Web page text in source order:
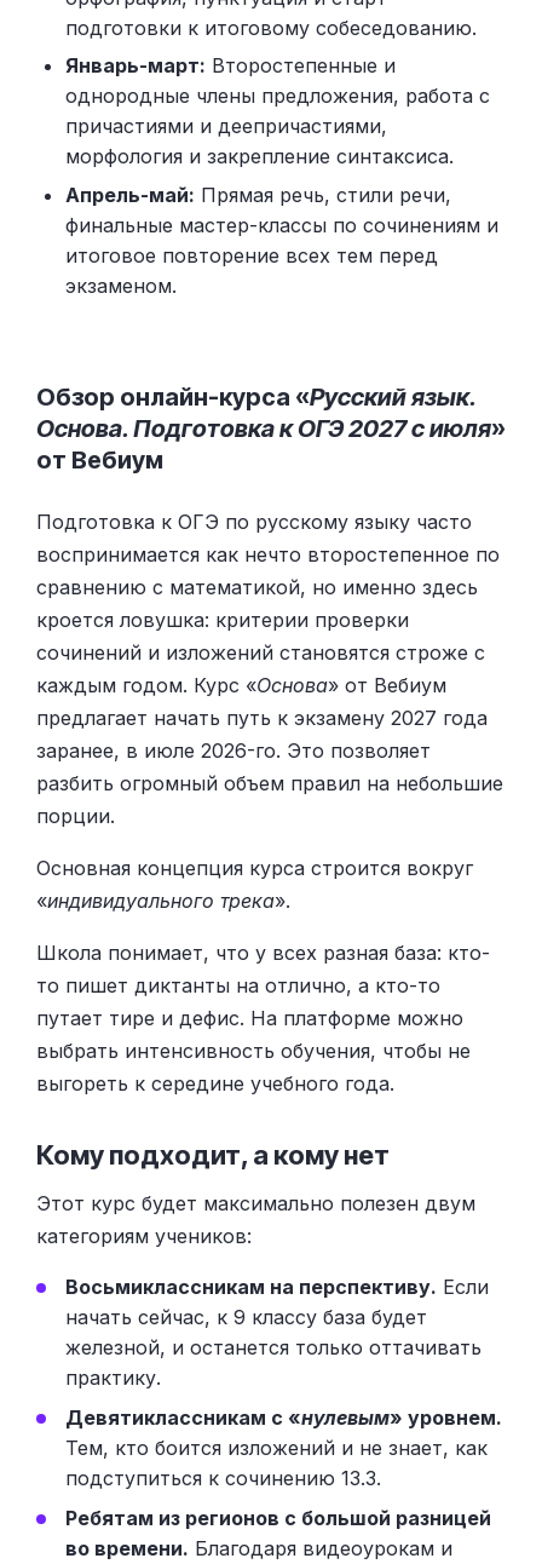
подготовки к итоговому собеседованию.
Январь-март: Второстепенные и
однородные члены предложения, работа с
причастиями и деепричастиями,
морфология и закрепление синтаксиса.
Апрель-май: Прямая речь, стили речи,
финальные мастер-классы по сочинениям и
итоговое повторение всех тем перед
экзаменом.
Обзор онлайн-курса «Русский язык.
Основа. Подготовка к ОГЭ 2027 с июля»
от Вебиум
Подготовка к ОГЭ по русскому языку часто
воспринимается как нечто второстепенное по
сравнению с математикой, но именно здесь
кроется ловушка: критерии проверки
сочинений и изложений становятся строже с
каждым годом. Курс «Основа» от Вебиум
предлагает начать путь к экзамену 2027 года
заранее, в июле 2026-го. Это позволяет
разбить огромный объем правил на небольшие
порции.
Основная концепция курса строится вокруг
«индивидуального трека».
Школа понимает, что у всех разная база: кто-
то пишет диктанты на отлично, а кто-то
путает тире и дефис. На платформе можно
выбрать интенсивность обучения, чтобы не
выгореть к середине учебного года.
Кому подходит, а кому нет
Этот курс будет максимально полезен двум
категориям учеников:
Восьмиклассникам на перспективу. Если
начать сейчас, к 9 классу база будет
железной, и останется только оттачивать
практику.
Девятиклассникам с «нулевым» уровнем.
Тем, кто боится изложений и не знает, как
подступиться к сочинению 13.3.
Ребятам из регионов с большой разницей
во времени. Благодаря видеоурокам и